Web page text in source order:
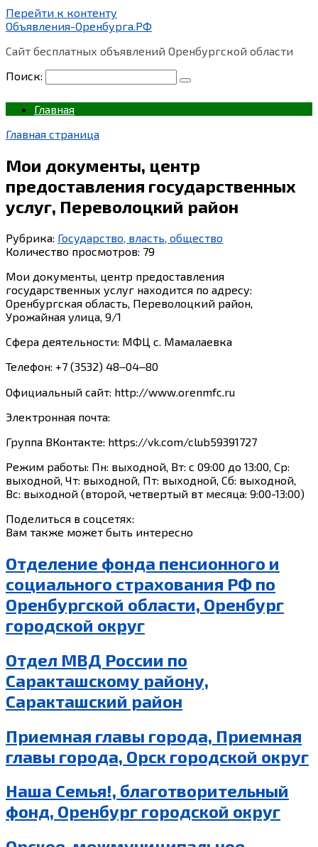
Перейти к контенту
Объявления-Оренбурга.РФ
Сайт бесплатных объявлений Оренбургской области
Поиск:
Главная
Главная страница
Мои документы, центр
предоставления государственных
услуг, Переволоцкий район
Рубрика: Государство, власть, общество
Количество просмотров: 79
Мои документы, центр предоставления
государственных услуг находится по адресу:
Оренбургская область, Переволоцкий район,
Урожайная улица, 9/1
Сфера деятельности: МФЦ с. Мамалаевка
Телефон: +7 (3532) 48‒04‒80
Официальный сайт: http://www.orenmfc.ru
Электронная почта:
Группа ВКонтакте: https://vk.com/club59391727
Режим работы: Пн: выходной, Вт: с 09:00 до 13:00, Ср:
выходной, Чт: выходной, Пт: выходной, Сб: выходной,
Вс: выходной (второй, четвертый вт месяца: 9:00-13:00)
Поделиться в соцсетях:
Вам также может быть интересно
Отделение фонда пенсионного и
социального страхования РФ по
Оренбургской области, Оренбург
городской округ
Отдел МВД России по
Саракташскому району,
Саракташский район
Приемная главы города, Приемная
главы города, Орск городской округ
Наша Семья!, благотворительный
фонд, Оренбург городской округ